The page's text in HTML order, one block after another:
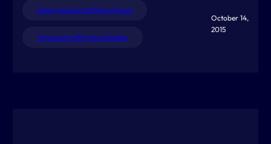
Gute wissenschaftliche Praxis
Wissenschaftliches Arbeiten
October 14,
2015